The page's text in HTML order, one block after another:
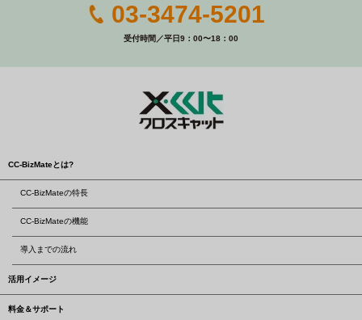
03-3474-5201
受付時間／平日9：00〜18：00
CC-BizMateとは?
CC-BizMateの特長
CC-BizMateの機能
導入までの流れ
活用イメージ
料金＆サポート